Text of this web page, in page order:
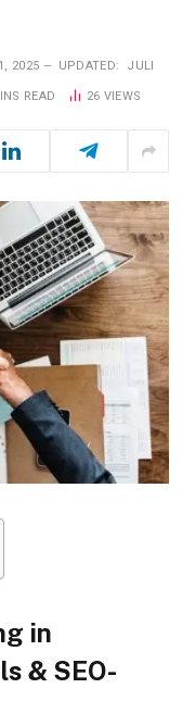
2025 UPDATED: JULI
READ 26 VIEWS
in
& SEO-